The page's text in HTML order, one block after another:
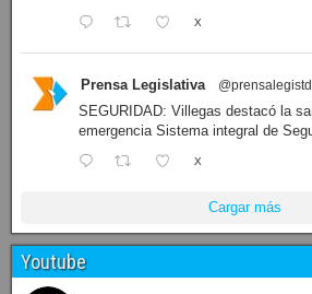
X
Prensa Legislativa
SEGURIDAD: Villegas destacó la
emergencia Sistema integral de
X
Cargar más
Youtube